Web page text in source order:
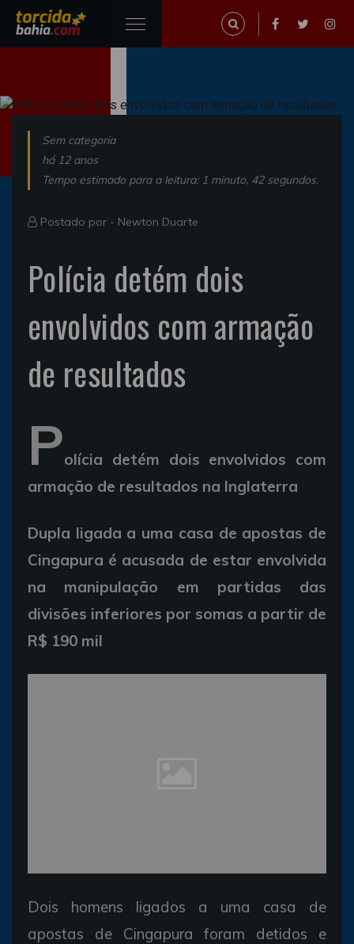
Sem categoria
há 12 anos
Tempo estimado para a leitura: 1 minuto, 42 segundos.
Postado por - Newton Duarte
Polícia detém dois
envolvidos com armação
de resultados
Polícia detém dois envolvidos com
armação de resultados na Inglaterra
Dupla ligada a uma casa de apostas de
Cingapura é acusada de estar envolvida
na manipulação em partidas das
divisões inferiores por somas a partir de
R$ 190 mil
Dois homens ligados a uma casa de
apostas de Cingapura foram detidos e